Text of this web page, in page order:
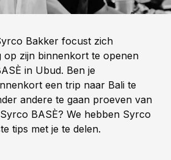
Bakker focust zich
op zijn binnenkort te openen
in Ubud. Ben je
een trip naar Bali te
andere te gaan proeven van
BASÈ? We hebben Syrco
tips met je te delen.